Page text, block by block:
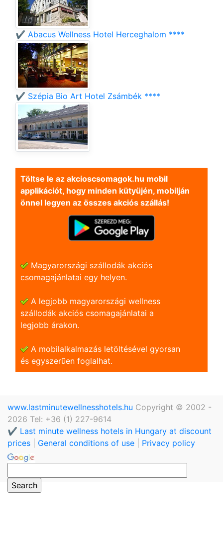
✔️ Abacus Wellness Hotel Herceghalom ****
✔️ Szépia Bio Art Hotel Zsámbék ****
Töltse le az akcioscsomagok.hu mobil
applikációt, hogy minden kütyüjén, mobilján
önnel legyen az összes akciós szállás!
Magyarországi szállodák akciós
csomagajánlatai egy helyen.
A legjobb magyarországi wellness
szállodák akciós csomagajánlatai a
legjobb árakon.
A mobilalkalmazás letöltésével gyorsan
és egyszerũen foglalhat.
www.lastminutewellnesshotels.hu Copyright © 2002 -
2026 Tel: +36 (1) 227-9614
✔️ Last minute wellness hotels in Hungary at discount
prices
General conditions of use Privacy policy